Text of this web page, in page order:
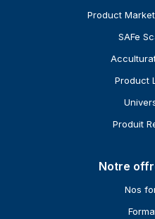
Product
SAFe
Product
Produit
Notre
Nos